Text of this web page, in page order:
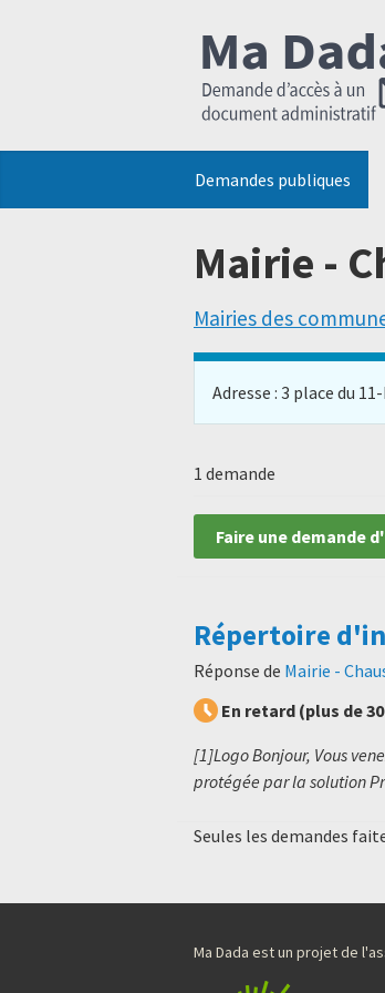
Demandes publiques
Mairie -
Mairies des
Adresse : 3 place du
1 demande
Faire une demande
Répertoire
Réponse de Mairie -
En retard (plus de
[1]Logo Bonjour, Vous
protégée par la solution
Seules les demandes
Ma Dada est un projet de